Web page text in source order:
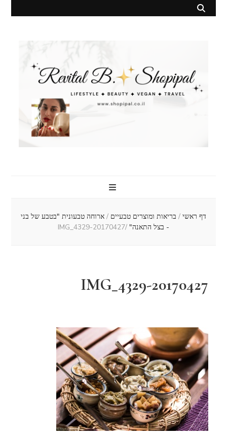
דף ראשי / בריאות ומוצרים טבעיים / ארוחה טבעונית "בטבע של בני
- בצל התאנה" /
20170427-IMG_4329
20170427-IMG_4329